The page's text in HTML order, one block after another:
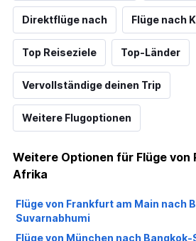
Direktflüge nach Flüge nach
Top Reiseziele Top-Länder
Vervollständige deinen Trip
Weitere Flugoptionen
Weitere Optionen für Flüge von
Afrika
Flüge von Frankfurt am Main nach
Suvarnabhumi
Flüge von München nach